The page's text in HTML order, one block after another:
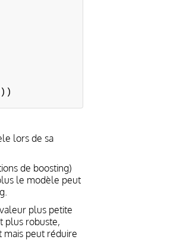
lors de sa
de boosting)
le modèle peut
plus petite
plus robuste,
mais peut réduire